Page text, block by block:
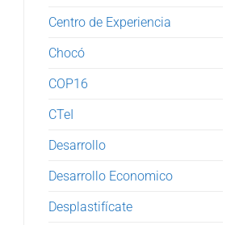
Centro de Experiencia
Chocó
COP16
CTeI
Desarrollo
Desarrollo Economico
Desplastifícate